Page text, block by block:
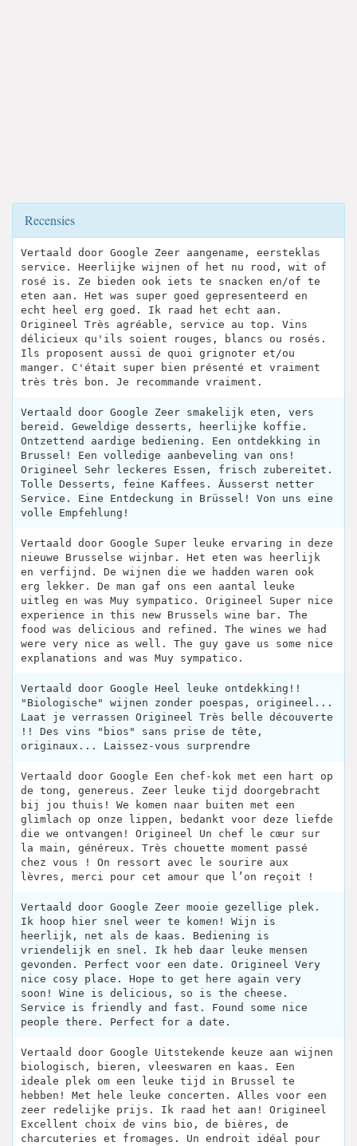
Recensies
Vertaald door Google Zeer aangename, eersteklas
service. Heerlijke wijnen of het nu rood, wit of
rosé is. Ze bieden ook iets te snacken en/of te
eten aan. Het was super goed gepresenteerd en
echt heel erg goed. Ik raad het echt aan.
Origineel Très agréable, service au top. Vins
délicieux qu'ils soient rouges, blancs ou rosés.
Ils proposent aussi de quoi grignoter et/ou
manger. C'était super bien présenté et vraiment
très très bon. Je recommande vraiment.
Vertaald door Google Zeer smakelijk eten, vers
bereid. Geweldige desserts, heerlijke koffie.
Ontzettend aardige bediening. Een ontdekking in
Brussel! Een volledige aanbeveling van ons!
Origineel Sehr leckeres Essen, frisch zubereitet.
Tolle Desserts, feine Kaffees. Äusserst netter
Service. Eine Entdeckung in Brüssel! Von uns eine
volle Empfehlung!
Vertaald door Google Super leuke ervaring in deze
nieuwe Brusselse wijnbar. Het eten was heerlijk
en verfijnd. De wijnen die we hadden waren ook
erg lekker. De man gaf ons een aantal leuke
uitleg en was Muy sympatico. Origineel Super nice
experience in this new Brussels wine bar. The
food was delicious and refined. The wines we had
were very nice as well. The guy gave us some nice
explanations and was Muy sympatico.
Vertaald door Google Heel leuke ontdekking!!
"Biologische" wijnen zonder poespas, origineel...
Laat je verrassen Origineel Très belle découverte
!! Des vins "bios" sans prise de tête,
originaux... Laissez-vous surprendre
Vertaald door Google Een chef-kok met een hart op
de tong, genereus. Zeer leuke tijd doorgebracht
bij jou thuis! We komen naar buiten met een
glimlach op onze lippen, bedankt voor deze liefde
die we ontvangen! Origineel Un chef le cœur sur
la main, généreux. Très chouette moment passé
chez vous ! On ressort avec le sourire aux
lèvres, merci pour cet amour que l’on reçoit !
Vertaald door Google Zeer mooie gezellige plek.
Ik hoop hier snel weer te komen! Wijn is
heerlijk, net als de kaas. Bediening is
vriendelijk en snel. Ik heb daar leuke mensen
gevonden. Perfect voor een date. Origineel Very
nice cosy place. Hope to get here again very
soon! Wine is delicious, so is the cheese.
Service is friendly and fast. Found some nice
people there. Perfect for a date.
Vertaald door Google Uitstekende keuze aan wijnen
biologisch, bieren, vleeswaren en kaas. Een
ideale plek om een ​​leuke tijd in Brussel te
hebben! Met hele leuke concerten. Alles voor een
zeer redelijke prijs. Ik raad het aan! Origineel
Excellent choix de vins bio, de bières, de
charcuteries et fromages. Un endroit idéal pour